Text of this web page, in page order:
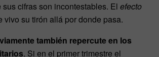
cifras son incontestables. El efecto
vivo su tirón allá por donde pasa.
también repercute en los
. Si en el primer trimestre el